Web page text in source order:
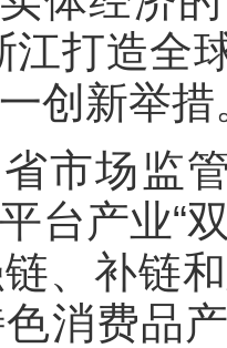
江打造全
创新举措
市场监
台产业“
、补链
消费品